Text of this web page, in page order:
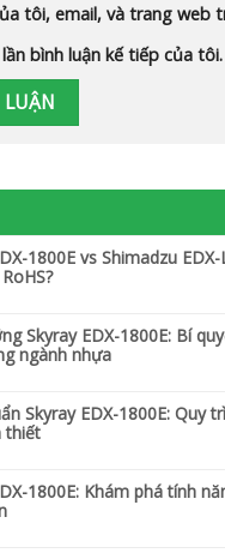
tôi, email, và trang web
bình luận kế tiếp của tôi.
1800E vs Shimadzu
Skyray EDX-1800E: Bí
ngành nhựa
Skyray EDX-1800E: Quy
thiết
1800E: Khám phá tính